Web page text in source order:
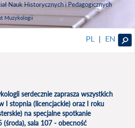
Nauk Historycznych i Pedagogicznych
Muzykologii
PL | EN
serdecznie zaprasza wszystkich
I stopnia (licencjackie) oraz I roku
na specjalne spotkanie
(środa), sala 107 - obecność